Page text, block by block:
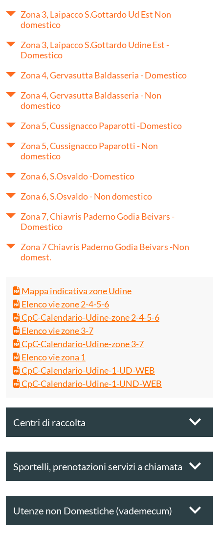
Zona 3, Laipacco S.Gottardo Ud Est Non
domestico
Zona 3, Laipacco S.Gottardo Udine Est -
Domestico
Zona 4, Gervasutta Baldasseria - Domestico
Zona 4, Gervasutta Baldasseria - Non
domestico
Zona 5, Cussignacco Paparotti -Domestico
Zona 5, Cussignacco Paparotti - Non
domestico
Zona 6, S.Osvaldo -Domestico
Zona 6, S.Osvaldo - Non domestico
Zona 7, Chiavris Paderno Godia Beivars -
Domestico
Zona 7 Chiavris Paderno Godia Beivars -Non
domest.
Mappa indicativa zone Udine
Elenco vie zone 2-4-5-6
CpC-Calendario-Udine-zone 2-4-5-6
Elenco vie zone 3-7
CpC-Calendario-Udine-zone 3-7
Elenco vie zona 1
CpC-Calendario-Udine-1-UD-WEB
CpC-Calendario-Udine-1-UND-WEB
Centri di raccolta
Sportelli, prenotazioni servizi a chiamata
Utenze non Domestiche (vademecum)